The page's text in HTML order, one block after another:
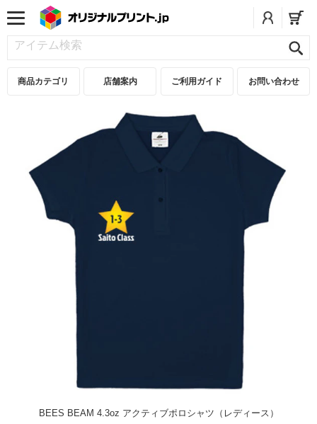
商品カテゴリ 店舗案内 ご利用ガイド お問い合わせ
BEES BEAM 4.3oz アクティブポロシャツ（レディース）